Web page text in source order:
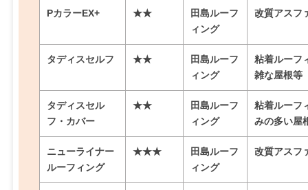
PカラーEX+ ★★
田島ルーフ
ィング
改質アスフ
タディスセルフ ★★
田島ルーフ
ィング
粘着ルーフ
雑な屋根等
タディスセル
フ・カバー
★★
田島ルーフ
ィング
粘着ルーフ
みの多い屋
ニューライナー
ルーフィング
★★★
田島ルーフ
ィング
改質アスフ